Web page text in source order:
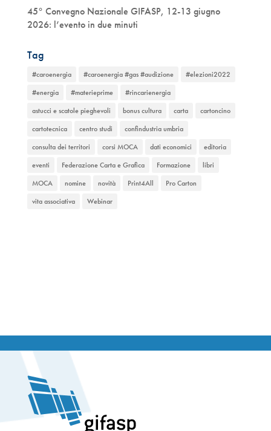
45° Convegno Nazionale GIFASP, 12-13 giugno
2026: l’evento in due minuti
Tag
#caroenergia #caroenergia #gas #audizione
#elezioni2022
#energia
#materieprime
#rincarienergia
astucci e scatole pieghevoli
bonus cultura carta
cartoncino
cartotecnica
centro studi
confindustria umbria
consulta dei territori
corsi MOCA dati economici
editoria
eventi
Federazione Carta e Grafica Formazione
libri
MOCA
nomine novità Print4All
Pro Carton
vita associativa
Webinar